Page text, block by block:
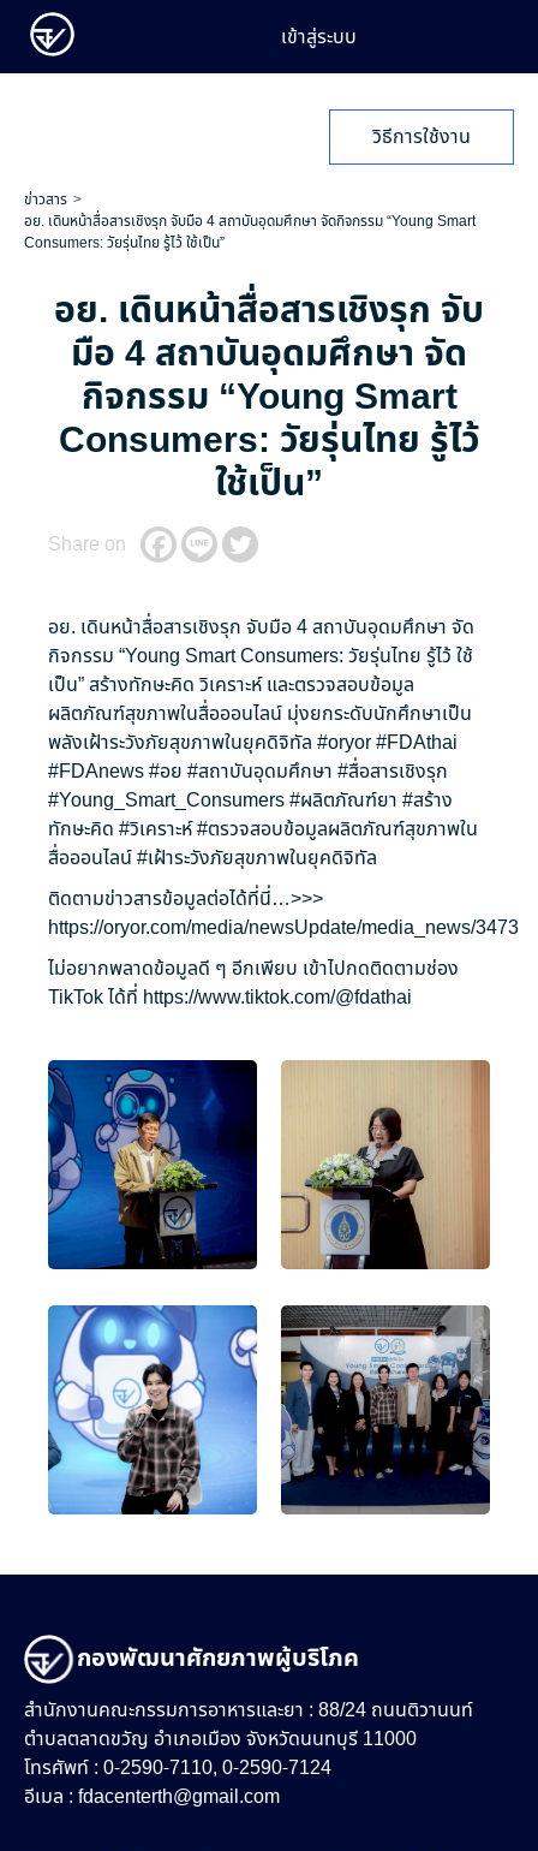
เข้าสู่ระบบ
วิธีการใช้งาน
ข่าวสาร
อย. เดินหน้าสื่อสารเชิงรุก จับมือ 4 สถาบันอุดมศึกษา จัดกิจกรรม “Young Smart
Consumers: วัยรุ่นไทย รู้ไว้ ใช้เป็น”
อย. เดินหน้าสื่อสารเชิงรุก จับ
มือ 4 สถาบันอุดมศึกษา จัด
กิจกรรม “Young Smart
Consumers: วัยรุ่นไทย รู้ไว้
ใช้เป็น”
Share on
อย. เดินหน้าสื่อสารเชิงรุก จับมือ 4 สถาบันอุดมศึกษา จัด
กิจกรรม “Young Smart Consumers: วัยรุ่นไทย รู้ไว้ ใช้
เป็น” สร้างทักษะคิด วิเคราะห์ และตรวจสอบข้อมูล
ผลิตภัณฑ์สุขภาพในสื่อออนไลน์ มุ่งยกระดับนักศึกษาเป็น
พลังเฝ้าระวังภัยสุขภาพในยุคดิจิทัล #oryor#FDAthai
#FDAnews#อย #สถาบันอุดมศึกษา #สื่อสารเชิงรุก
#Young_Smart_Consumers#ผลิตภัณฑ์ยา #สร้าง
ทักษะคิด #วิเคราะห์#ตรวจสอบข้อมูลผลิตภัณฑ์สุขภาพใน
สื่อออนไลน์#เฝ้าระวังภัยสุขภาพในยุคดิจิทัล
ติดตามข่าวสารข้อมูลต่อได้ที่นี่…>>>
https://oryor.com/media/newsUpdate/media_news/3473
ไม่อยากพลาดข้อมูลดี ๆ อีกเพียบ เข้าไปกดติดตามช่อง
TikTok ได้ที่ https://www.tiktok.com/@fdathai
กองพัฒนาศักยภาพผู้บริโภค
สำนักงานคณะกรรมการอาหารและยา : 88/24 ถนนติวานนท์
ตำบลตลาดขวัญ อำเภอเมือง จังหวัดนนทบุรี 11000
โทรศัพท์ : 0-2590-7110, 0-2590-7124
อีเมล : fdacenterth@gmail.com